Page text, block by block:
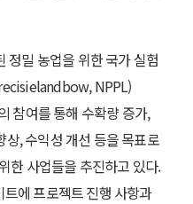
정밀 농업을 위한 국가 실험
NPPL)
참여를 통해 수확량 증가,
상, 수익성 개선 등을 목표로
한 사업들을 추진하고 있다.
에 프로젝트 진행 사항과